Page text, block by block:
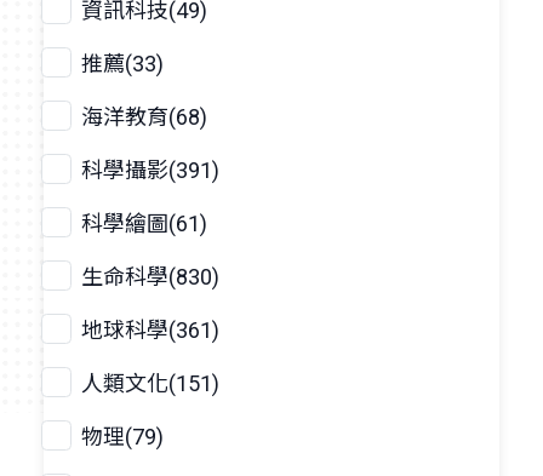
資訊科技(49)
推薦(33)
海洋教育(68)
科學攝影(391)
科學繪圖(61)
生命科學(830)
地球科學(361)
人類文化(151)
物理(79)